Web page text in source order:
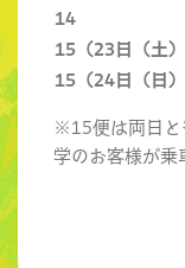
14
15 （23日（土
15 （24日（日
※15便は両日と
学のお客様が乗